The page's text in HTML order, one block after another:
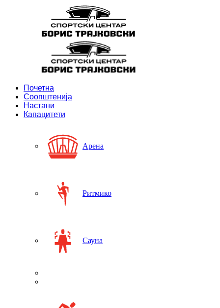
Почетна
Соопштенија
Настани
Капацитети
Арена
Ритмико
Сауна